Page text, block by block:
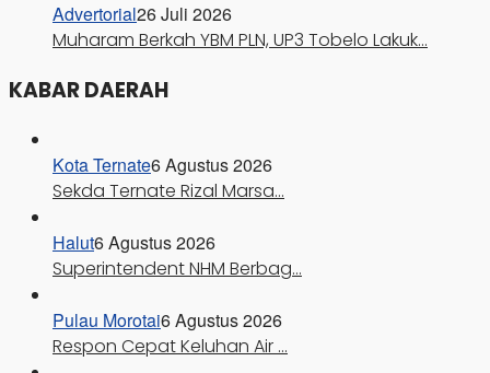
Advertorial26 Juli 2026
Muharam Berkah YBM PLN, UP3 Tobelo Lakuk…
KABAR DAERAH
Kota Ternate6 Agustus 2026
Sekda Ternate Rizal Marsa…
Halut6 Agustus 2026
Superintendent NHM Berbag…
Pulau Morotai6 Agustus 2026
Respon Cepat Keluhan Air …